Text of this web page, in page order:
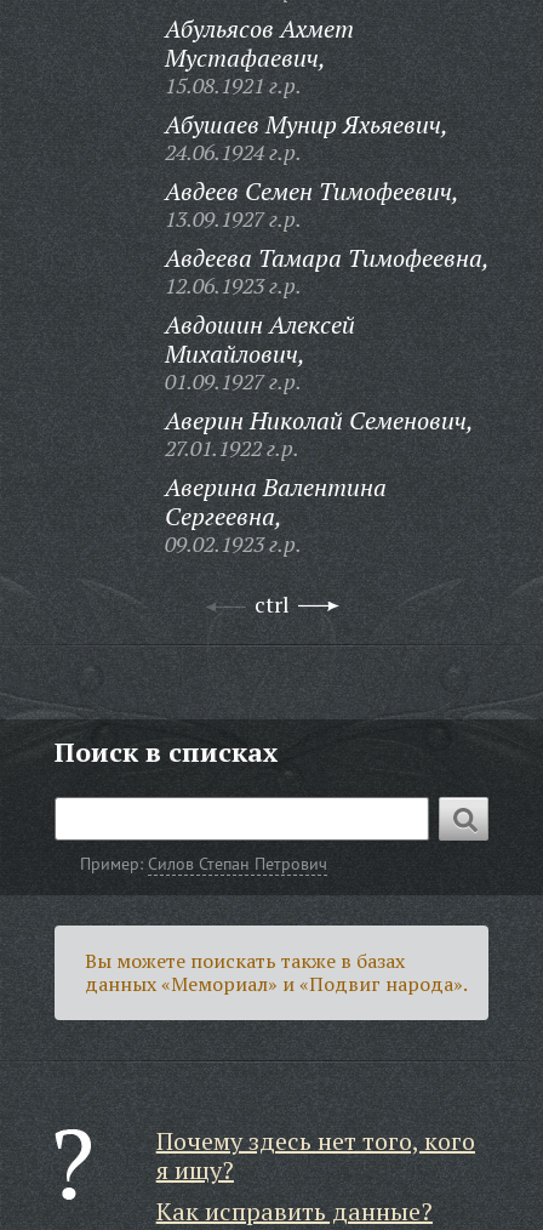
Абульясов Ахмет
Мустафаевич,
15.08.1921 г.р.
Абушаев Мунир Яхьяевич,
24.06.1924 г.р.
Авдеев Семен Тимофеевич,
13.09.1927 г.р.
Авдеева Тамара Тимофеевна,
12.06.1923 г.р.
Авдошин Алексей
Михайлович,
01.09.1927 г.р.
Аверин Николай Семенович,
27.01.1922 г.р.
Аверина Валентина
Сергеевна,
09.02.1923 г.р.
ctrl
Поиск в списках
Пример:Силов Степан Петрович
Вы можете поискать также в базах
данных «Мемориал» и «Подвиг народа».
Почему здесь нет того, кого
я ищу?
Как исправить данные?